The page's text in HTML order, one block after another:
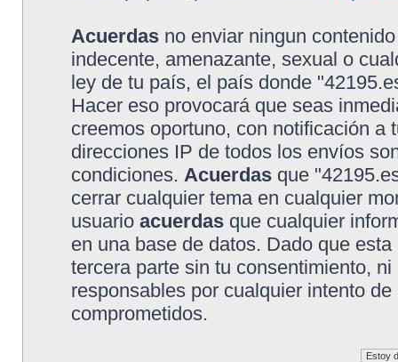
Acuerdas no enviar ningun
indecente, amenazante, sexual o
ley de tu país, el país donde
Hacer eso provocará que seas
creemos oportuno, con notificación a
direcciones IP de todos los envíos
condiciones. Acuerdas que
cerrar cualquier tema en cualquier
usuario acuerdas que cualquier
en una base de datos. Dado que
tercera parte sin tu consentimiento,
responsables por cualquier intento
comprometidos.